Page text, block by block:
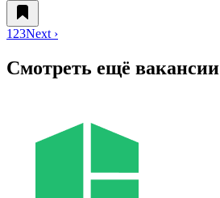
1 23Next ›
Смотреть ещё вакансии